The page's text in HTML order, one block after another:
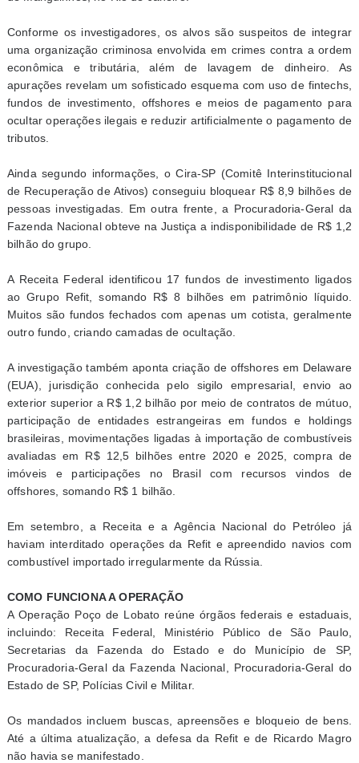
Conforme os investigadores, os alvos são suspeitos de integrar
uma organização criminosa envolvida em crimes contra a ordem
econômica e tributária, além de lavagem de dinheiro. As
apurações revelam um sofisticado esquema com uso de fintechs,
fundos de investimento, offshores e meios de pagamento para
ocultar operações ilegais e reduzir artificialmente o pagamento de
tributos.
Ainda segundo informações, o Cira-SP (Comitê Interinstitucional
de Recuperação de Ativos) conseguiu bloquear R$ 8,9 bilhões de
pessoas investigadas. Em outra frente, a Procuradoria-Geral da
Fazenda Nacional obteve na Justiça a indisponibilidade de R$ 1,2
bilhão do grupo.
A Receita Federal identificou 17 fundos de investimento ligados
ao Grupo Refit, somando R$ 8 bilhões em patrimônio líquido.
Muitos são fundos fechados com apenas um cotista, geralmente
outro fundo, criando camadas de ocultação.
A investigação também aponta criação de offshores em Delaware
(EUA), jurisdição conhecida pelo sigilo empresarial, envio ao
exterior superior a R$ 1,2 bilhão por meio de contratos de mútuo,
participação de entidades estrangeiras em fundos e holdings
brasileiras, movimentações ligadas à importação de combustíveis
avaliadas em R$ 12,5 bilhões entre 2020 e 2025, compra de
imóveis e participações no Brasil com recursos vindos de
offshores, somando R$ 1 bilhão.
Em setembro, a Receita e a Agência Nacional do Petróleo já
haviam interditado operações da Refit e apreendido navios com
combustível importado irregularmente da Rússia.
COMO FUNCIONA A OPERAÇÃO
A Operação Poço de Lobato reúne órgãos federais e estaduais,
incluindo: Receita Federal, Ministério Público de São Paulo,
Secretarias da Fazenda do Estado e do Município de SP,
Procuradoria-Geral da Fazenda Nacional, Procuradoria-Geral do
Estado de SP, Polícias Civil e Militar.
Os mandados incluem buscas, apreensões e bloqueio de bens.
Até a última atualização, a defesa da Refit e de Ricardo Magro
não havia se manifestado.